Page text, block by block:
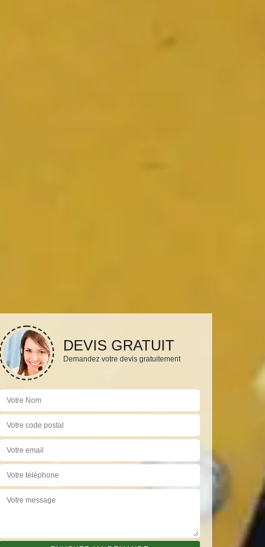
DEVIS GRATUIT
Demandez votre devis gratuitement